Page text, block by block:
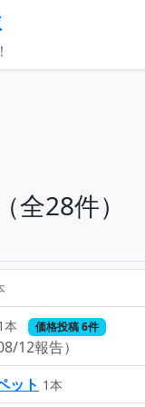
全28件）
本 価格投稿 6件
12報告）
ット 1本